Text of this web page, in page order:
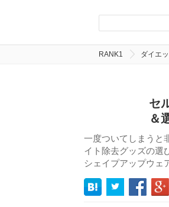
RANK1 ダイエッ
セ
＆
一度ついてしまうと
イト除去グッズの選
シェイプアップウェ